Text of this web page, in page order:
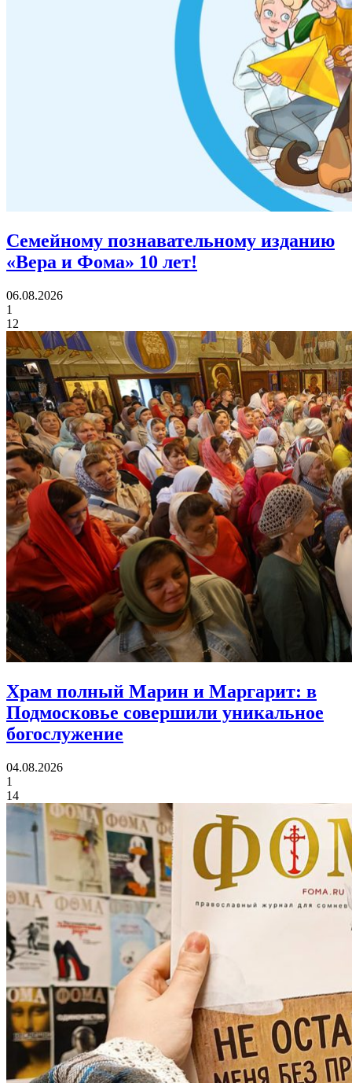
Семейному познавательному изданию
«Вера и Фома» 10 лет!
06.08.2026
1
12
Храм полный Марин и Маргарит: в
Подмосковье совершили уникальное
богослужение
04.08.2026
1
14